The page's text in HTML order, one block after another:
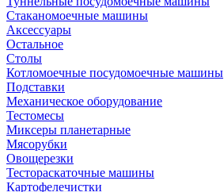
Стаканомоечные машины
Аксессуары
Остальное
Столы
Котломоечные посудомоечные машины
Подставки
Механическое оборудование
Тестомесы
Миксеры планетарные
Мясорубки
Овощерезки
Тестораскаточные машины
Картофелечистки